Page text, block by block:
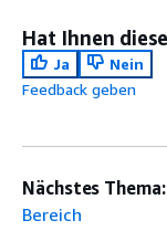
Hat Ihnen
Ja
Nein
Feedback geben
Nächstes Thema:
Bereich